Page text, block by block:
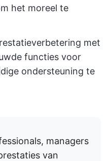
het moreel te
met
functies voor
ondersteuning te
managers
van